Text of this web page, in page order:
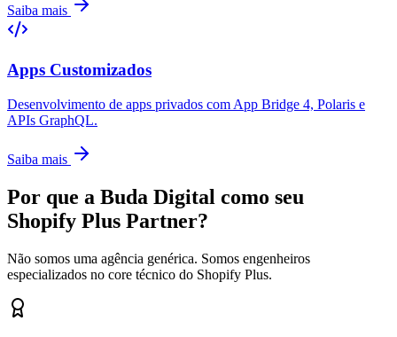
Saiba mais
Apps Customizados
Desenvolvimento de apps privados com App Bridge 4, Polaris e
APIs GraphQL.
Saiba mais
Por que a Buda Digital como seu
Shopify Plus Partner?
Não somos uma agência genérica. Somos engenheiros
especializados no core técnico do Shopify Plus.